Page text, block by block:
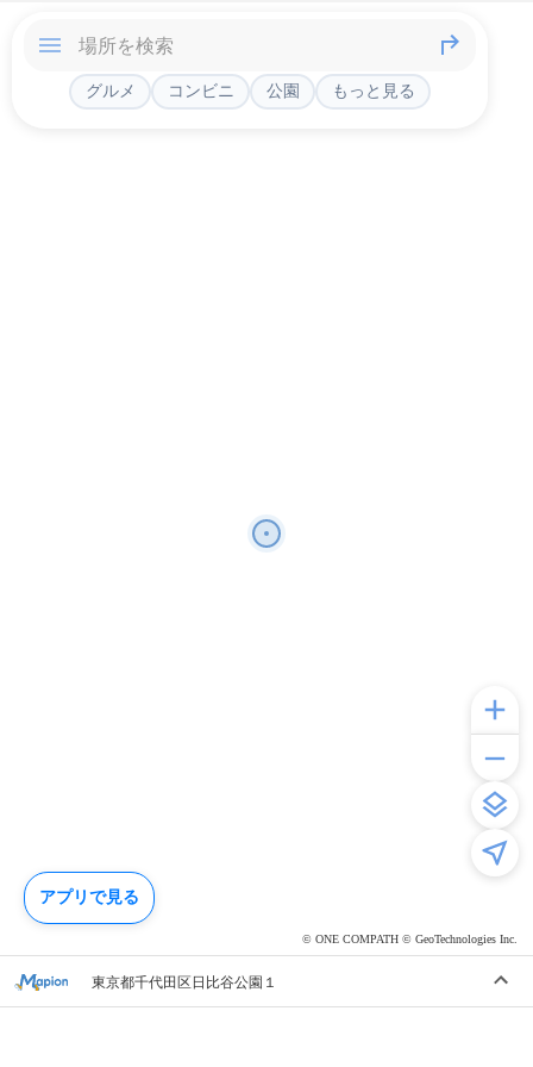
© ONE COMPATH © GeoTechnologies Inc.
グルメ コンビニ 公園 もっと見る
東京都千代田区日比谷公園１
アプリで見る